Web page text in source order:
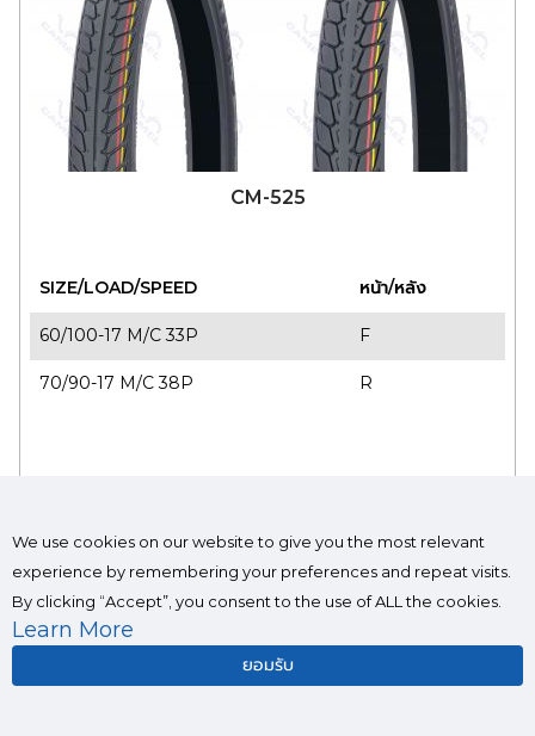
CM-525
SIZE/LOAD/SPEED
หน้า/หลัง
60/100-17 M/C 33P
F
70/90-17 M/C 38P​
R
อ่านเพิ่มเติม
We use cookies on our website to give you the most relevant
experience by remembering your preferences and repeat visits.
By clicking “Accept”, you consent to the use of ALL the cookies.
Learn More
ยอมรับ